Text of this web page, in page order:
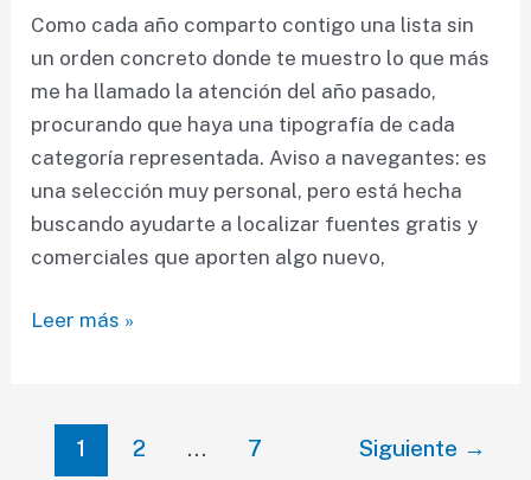
Como cada año comparto contigo una lista sin
un orden concreto donde te muestro lo que más
me ha llamado la atención del año pasado,
procurando que haya una tipografía de cada
categoría representada. Aviso a navegantes: es
una selección muy personal, pero está hecha
buscando ayudarte a localizar fuentes gratis y
comerciales que aporten algo nuevo,
Las
gratis
Leer más »
Paginación
1 2 … 7 Siguiente →